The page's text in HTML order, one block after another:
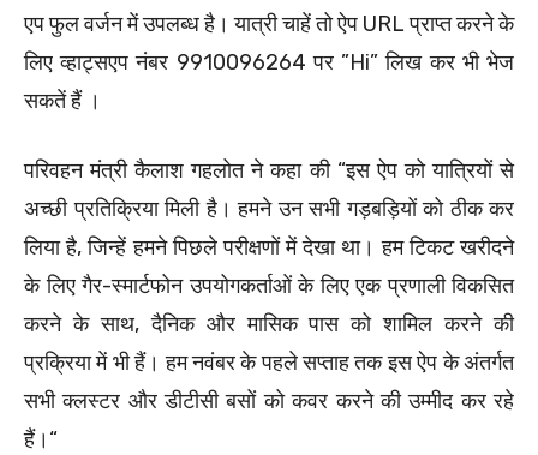
एप फुल वर्जन में उपलब्ध है। यात्री चाहें तो ऐप URL प्राप्त करने के
लिए व्हाट्सएप नंबर 9910096264 पर ”Hi” लिख कर भी भेज
सकतें हैं ।
परिवहन मंत्री कैलाश गहलोत ने कहा की “इस ऐप को यात्रियों से
अच्छी प्रतिक्रिया मिली है। हमने उन सभी गड़बड़ियों को ठीक कर
लिया है, जिन्हें हमने पिछले परीक्षणों में देखा था। हम टिकट खरीदने
के लिए गैर-स्मार्टफोन उपयोगकर्ताओं के लिए एक प्रणाली विकसित
करने के साथ, दैनिक और मासिक पास को शामिल करने की
प्रक्रिया में भी हैं। हम नवंबर के पहले सप्ताह तक इस ऐप के अंतर्गत
सभी क्लस्टर और डीटीसी बसों को कवर करने की उम्मीद कर रहे
हैं।“